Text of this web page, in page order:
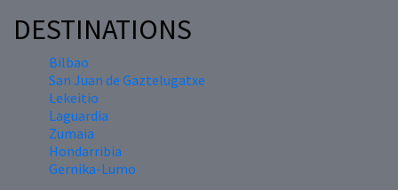
DESTINATIONS
Bilbao
San Juan de Gaztelugatxe
Lekeitio
Laguardia
Zumaia
Hondarribia
Gernika-Lumo